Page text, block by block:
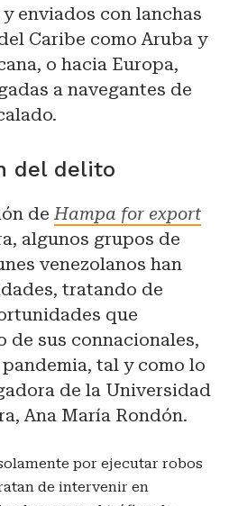
enviados con lanchas
Caribe como Aruba y
o hacia Europa,
a navegantes de
del delito
deHampa for export
algunos grupos de
venezolanos han
tratando de
que
de sus connacionales,
tal y como lo
de la Universidad
Ana María Rondón.
por ejecutar robos
de intervenir en